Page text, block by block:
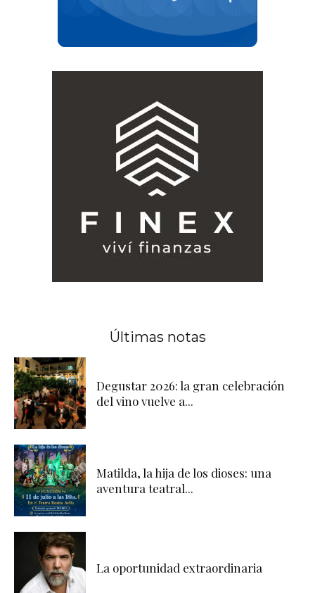
Últimas notas
Degustar 2026: la gran celebración
del vino vuelve a...
Matilda, la hija de los dioses: una
aventura teatral...
La oportunidad extraordinaria